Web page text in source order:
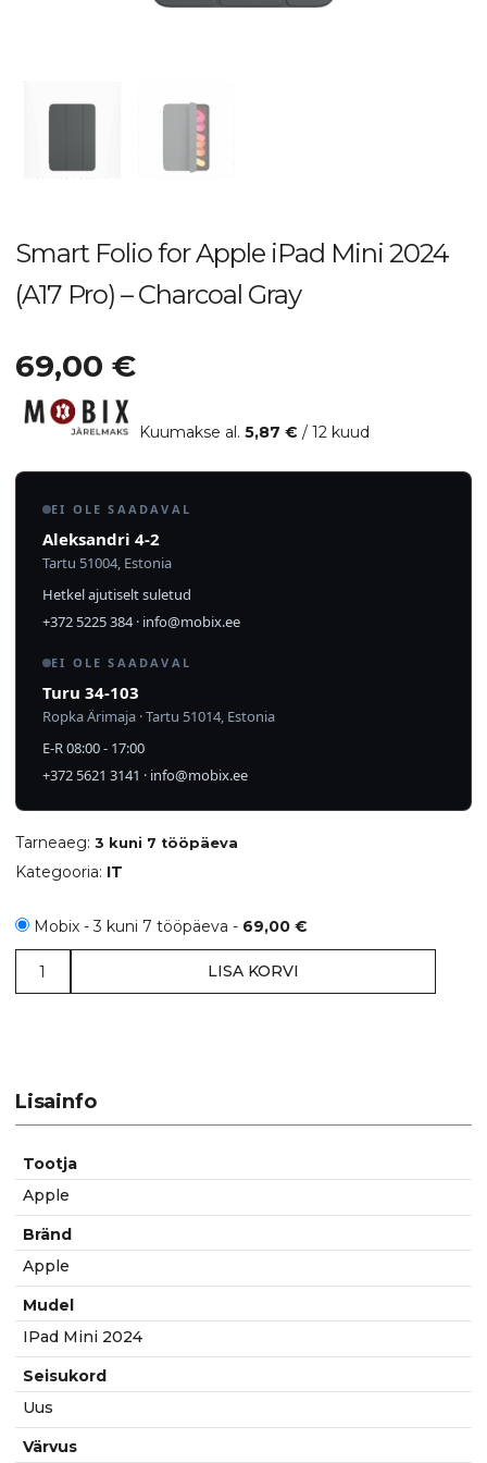
Smart Folio for Apple iPad Mini 2024
(A17 Pro) – Charcoal Gray
69,00 €
Kuumakse al. 5,87 € / 12 kuud
EI OLE SAADAVAL
Aleksandri 4-2
Tartu 51004, Estonia
Hetkel ajutiselt suletud
+372 5225 384· info@mobix.ee
EI OLE SAADAVAL
Turu 34-103
Ropka Ärimaja · Tartu 51014, Estonia
E-R 08:00 - 17:00
+372 5621 3141 · info@mobix.ee
Tarneaeg: 3 kuni 7 tööpäeva
Kategooria: IT
Mobix - 3 kuni 7 tööpäeva - 69,00 €
2024
(A17
-
Charcoal
Gray
kogus
LISA KORVI
Lisainfo
Tootja
Apple
Bränd
Apple
Mudel
IPad Mini 2024
Seisukord
Uus
Värvus